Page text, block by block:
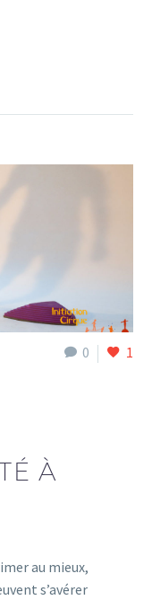
0 1
À
au mieux,
s’avérer